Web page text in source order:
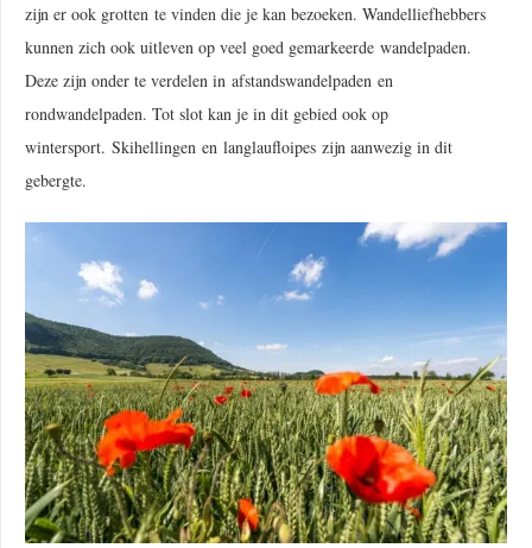
zijn er ook grotten te vinden die je kan bezoeken. Wandelliefhebbers
kunnen zich ook uitleven op veel goed gemarkeerde wandelpaden.
Deze zijn onder te verdelen in afstandswandelpaden en
rondwandelpaden. Tot slot kan je in dit gebied ook op
wintersport. Skihellingen en langlaufloipes zijn aanwezig in dit
gebergte.